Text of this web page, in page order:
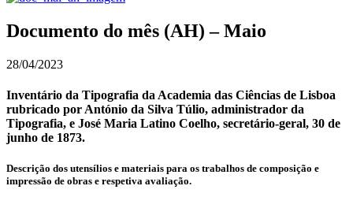
Documento do mês (AH) – Maio
28/04/2023
Inventário da Tipografia da Academia das Ciências de Lisboa
rubricado por António da Silva Túlio, administrador da
Tipografia, e José Maria Latino Coelho, secretário-geral, 30 de
junho de 1873.
Descrição dos utensílios e materiais para os trabalhos de composição e
impressão de obras e respetiva avaliação.